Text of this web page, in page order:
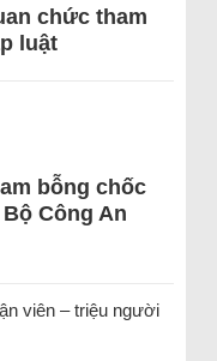
chức tham
luật
bỗng chốc
Công An
viên – triệu người